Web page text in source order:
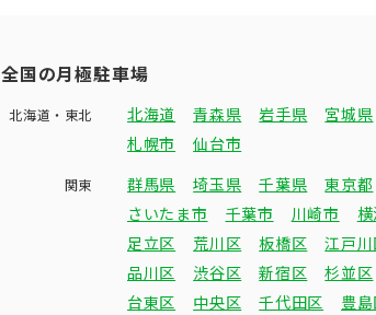
全国の月極駐車場
北海道・東北 北海道 青森県 岩手県 宮城県
札幌市
仙台市
関東 群馬県 埼玉県 千葉県 東京都
さいたま市
千葉市 川崎市
足立区
荒川区 板橋区 江戸川
品川区
渋谷区 新宿区 杉並区
台東区
中央区 千代田区 豊